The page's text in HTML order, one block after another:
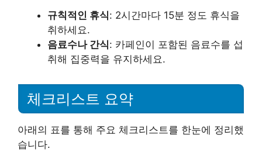
규칙적인 휴식: 2시간마다 15분 정도 휴식을
취하세요.
음료수나 간식: 카페인이 포함된 음료수를 섭
취해 집중력을 유지하세요.
체크리스트 요약
아래의 표를 통해 주요 체크리스트를 한눈에 정리했
습니다.